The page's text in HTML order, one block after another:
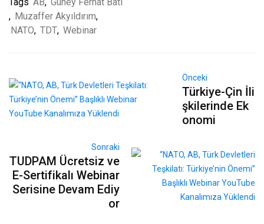
, Muzaffer Akyıldırım,
NATO, TDT, Webinar
Önceki
Türkiye-Çin İli
şkilerinde Ek
onomi
Sonraki
TUDPAM Ücretsiz ve
E-Sertifikalı Webinar
Serisine Devam Ediy
or